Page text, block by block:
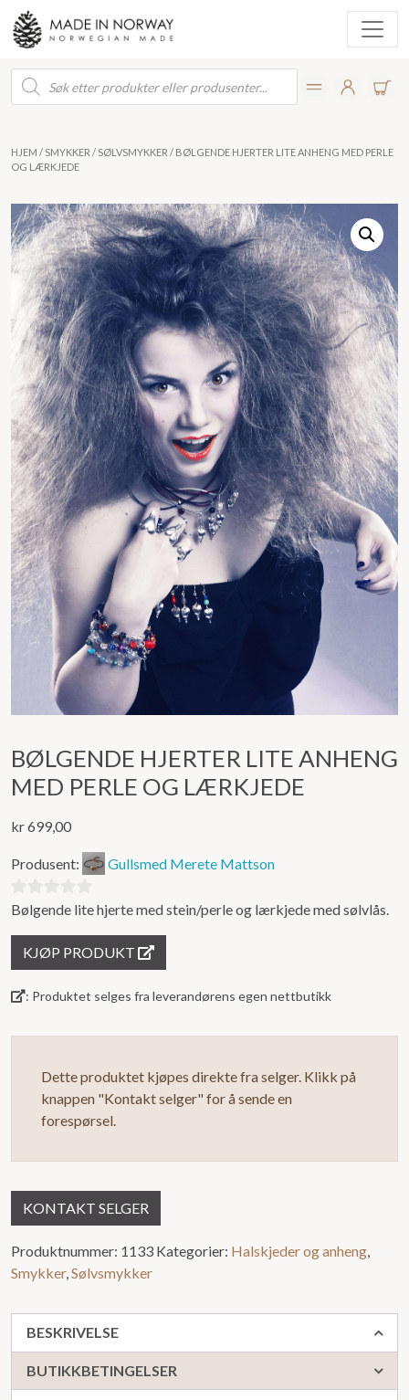
Products
search
HJEM / SMYKKER / SØLVSMYKKER / BØLGENDE HJERTER LITE ANHENG MED PERLE
OG LÆRKJEDE
BØLGENDE HJERTER LITE ANHENG
MED PERLE OG LÆRKJEDE
kr699,00
Produsent: Gullsmed Merete Mattson
0
Bølgende lite hjerte med stein/perle og lærkjede med sølvlås.
KJØP PRODUKT
: Produktet selges fra leverandørens egen nettbutikk
Dette produktet kjøpes direkte fra selger. Klikk på
knappen "Kontakt selger" for å sende en
forespørsel.
KONTAKT SELGER
Produktnummer: 1133 Kategorier: Halskjeder og anheng
Smykker, Sølvsmykker
BESKRIVELSE
BUTIKKBETINGELSER